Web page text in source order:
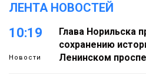
ЛЕНТА НОВОСТЕЙ
10:19
Новости
Глава Норильска
сохранению
Ленинском